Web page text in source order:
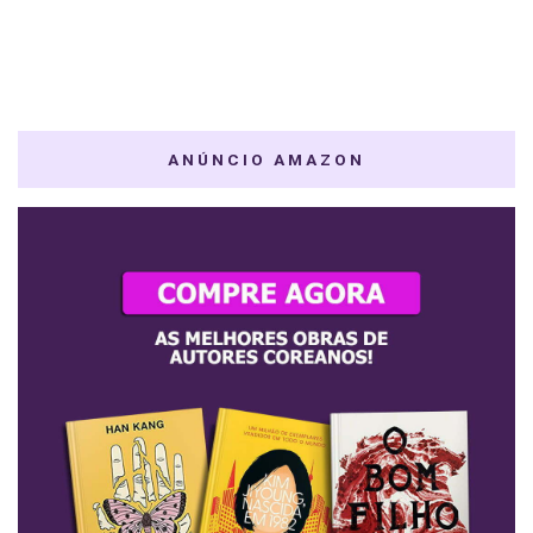
ANÚNCIO AMAZON